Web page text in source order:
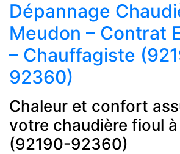
Dépannage
Meudon – Contrat
– Chauffagiste
92360)
Chaleur et confort
votre chaudière fioul
(92190-92360)